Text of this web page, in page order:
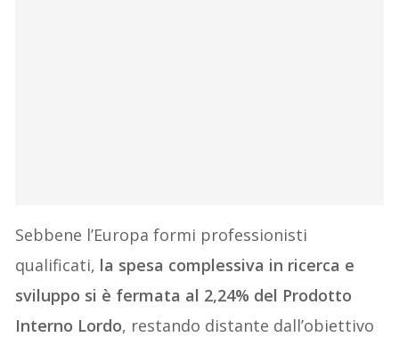
Sebbene l’Europa formi professionisti
qualificati, la spesa complessiva in ricerca e
sviluppo si è fermata al 2,24% del Prodotto
Interno Lordo, restando distante dall’obiettivo